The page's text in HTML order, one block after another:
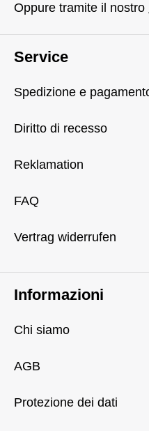
Oppure tramite il nostro
Service
Spedizione e
Diritto di recesso
Reklamation
FAQ
Vertrag widerrufen
Informazioni
Chi siamo
AGB
Protezione dei dati